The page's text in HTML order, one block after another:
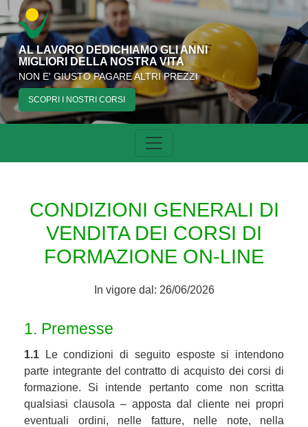
AL LAVORO DEDICHIAMO GLI ANNI
MIGLIORI DELLA NOSTRA VITA
NON E' GIUSTO PAGARE ALTRI PREZZI
SCOPRI I NOSTRI CORSI
CONDIZIONI GENERALI DI
VENDITA DEI CORSI DI
FORMAZIONE ON-LINE
In vigore dal: 26/06/2026
1. Premesse
1.1 Le condizioni di seguito esposte si intendono
parte integrante del contratto di acquisto dei corsi di
formazione. Si intende pertanto come non scritta
qualsiasi clausola – apposta dal cliente nei propri
eventuali ordini, nelle fatture, nelle note, nella